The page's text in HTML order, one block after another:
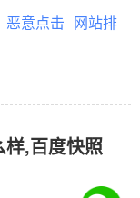
恶意点击 网站排
样,百度快照